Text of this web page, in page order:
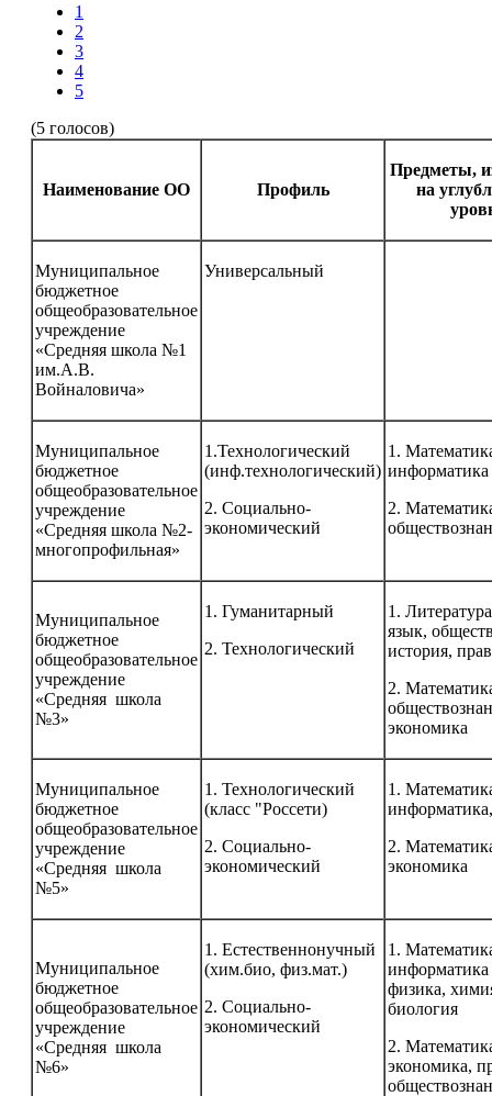
1
2
3
4
5
(5 голосов)
Наименование ОО Профиль
Предметы,
на
Муниципальное
бюджетное
общеобразовательное
учреждение
«Средняя школа №1
им.А.В.
Войналовича»
Универсальный
Муниципальное
бюджетное
общеобразовательное
учреждение
«Средняя школа №2-
многопрофильная»
1.Технологический
(инф.технологический)
2. Социально-
экономический
1.
информатика
2.
Муниципальное
бюджетное
общеобразовательное
учреждение
«Средняя школа
№3»
1. Гуманитарный
2. Технологический
1.
язык,
история,
2.
экономика
Муниципальное
бюджетное
общеобразовательное
учреждение
«Средняя школа
№5»
1. Технологический
(класс "Россети)
2. Социально-
экономический
1.
2.
экономика
Муниципальное
бюджетное
общеобразовательное
учреждение
«Средняя школа
№6»
1. Естественнонучный
(хим.био, физ.мат.)
2. Социально-
экономический
1.
физика,
биология
2.
экономика,